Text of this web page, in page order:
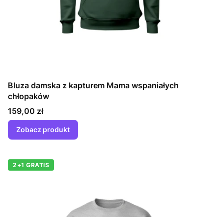
Bluza damska z kapturem Mama wspaniałych
chłopaków
Cena
159,00 zł
Zobacz produkt
2+1 GRATIS